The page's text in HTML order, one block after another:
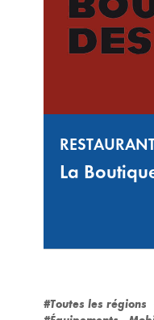
La
#Toutes les régions